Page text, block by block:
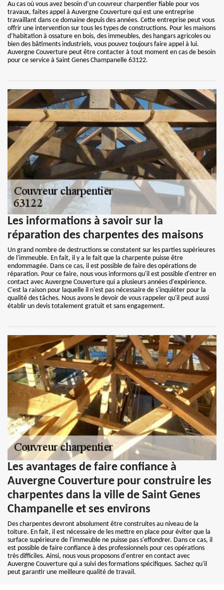
Au cas où vous avez besoin d’un couvreur charpentier fiable pour vos
travaux, faites appel à Auvergne Couverture qui est une entreprise
travaillant dans ce domaine depuis des années. Cette entreprise peut vous
offrir une intervention sur tous les types de constructions. Pour les maisons
d’habitation à ossature en bois, des immeubles, des hangars agricoles ou
bien des bâtiments industriels, vous pouvez toujours faire appel à lui.
Auvergne Couverture peut être contacter à tout moment en cas de besoin
pour ce service à Saint Genes Champanelle 63122.
Les informations à savoir sur la
réparation des charpentes des maisons
Un grand nombre de destructions se constatent sur les parties supérieures
de l'immeuble. En fait, il y a le fait que la charpente puisse être
endommagée. Dans ce cas, il est possible de faire des opérations de
réparation. Pour ce faire, nous vous informons qu'il est possible d'entrer en
contact avec Auvergne Couverture qui a plusieurs années d'expérience.
C'est la raison pour laquelle il n'est pas nécessaire de s'inquiéter pour la
qualité des tâches. Nous avons le devoir de vous rappeler qu'il peut aussi
établir un devis totalement gratuit et sans engagement.
Les avantages de faire confiance à
Auvergne Couverture pour construire les
charpentes dans la ville de Saint Genes
Champanelle et ses environs
Des charpentes devront absolument être construites au niveau de la
toiture. En fait, il est nécessaire de les mettre en place pour éviter que la
surface supérieure de l'immeuble ne puisse pas s'effondrer. Dans ce cas, il
est possible de faire confiance à des professionnels pour ces opérations
très difficiles. Ainsi, nous vous proposons d'entrer en contact avec
Auvergne Couverture qui a suivi des formations spécifiques. Sachez qu'il
peut garantir une meilleure qualité de travail.